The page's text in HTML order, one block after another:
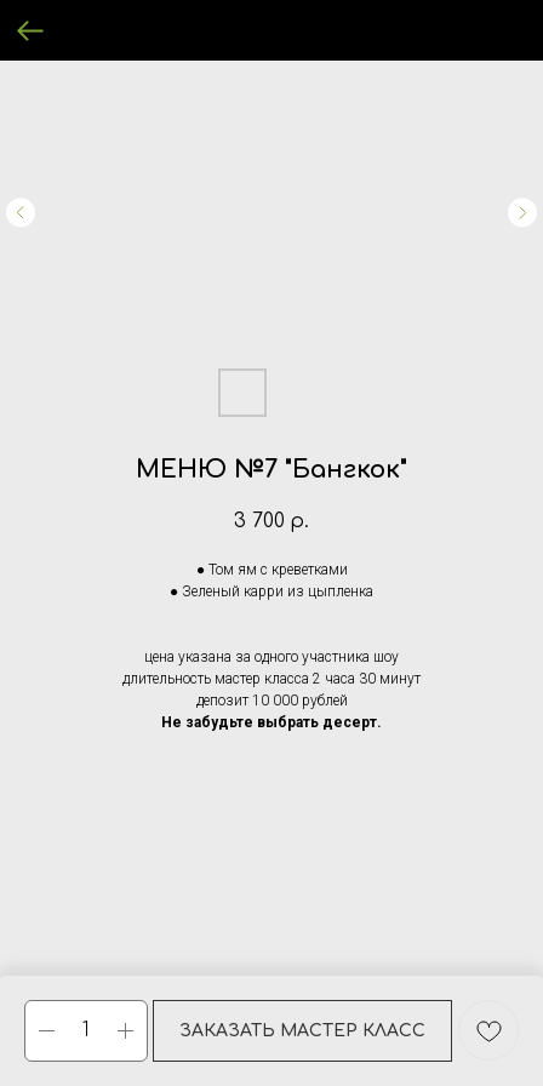
МЕНЮ №7 "Бангкок"
3 700 р.
ЗАКАЗАТЬ МАСТЕР КЛАСС
● Том ям с креветками
● Зеленый карри из цыпленка
цена указана за одного участника шоу
длительность мастер класса 2 часа 30 минут
депозит 10 000 рублей
Не забудьте выбрать десерт.